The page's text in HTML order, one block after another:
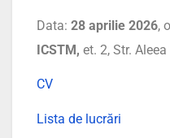
Data: 28 aprilie 2026,
ICSTM, et. 2, Str.
CV
Lista de lucrări